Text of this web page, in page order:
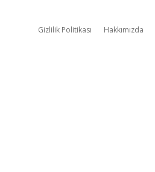
Gizlilik Politikası Hakkımızda